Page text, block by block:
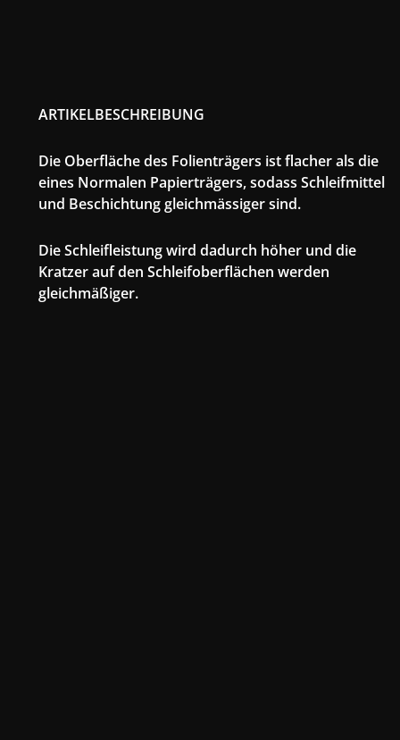
ARTIKELBESCHREIBUNG
Die Oberfläche des Folienträgers ist flacher als die
eines Normalen Papierträgers, sodass Schleifmittel
und Beschichtung gleichmässiger sind.
Die Schleifleistung wird dadurch höher und die
Kratzer auf den Schleifoberflächen werden
gleichmäßiger.